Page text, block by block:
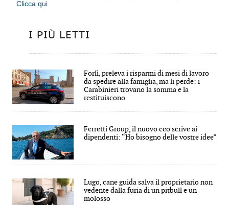
Clicca qui
I PIÙ LETTI
Forlì, preleva i risparmi di mesi di lavoro
da spedire alla famiglia, ma li perde: i
Carabinieri trovano la somma e la
restituiscono
Ferretti Group, il nuovo ceo scrive ai
dipendenti: “Ho bisogno delle vostre idee”
Lugo, cane guida salva il proprietario non
vedente dalla furia di un pitbull e un
molosso